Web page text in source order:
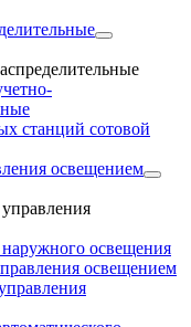
станций сотовой
освещением
освещения
освещением